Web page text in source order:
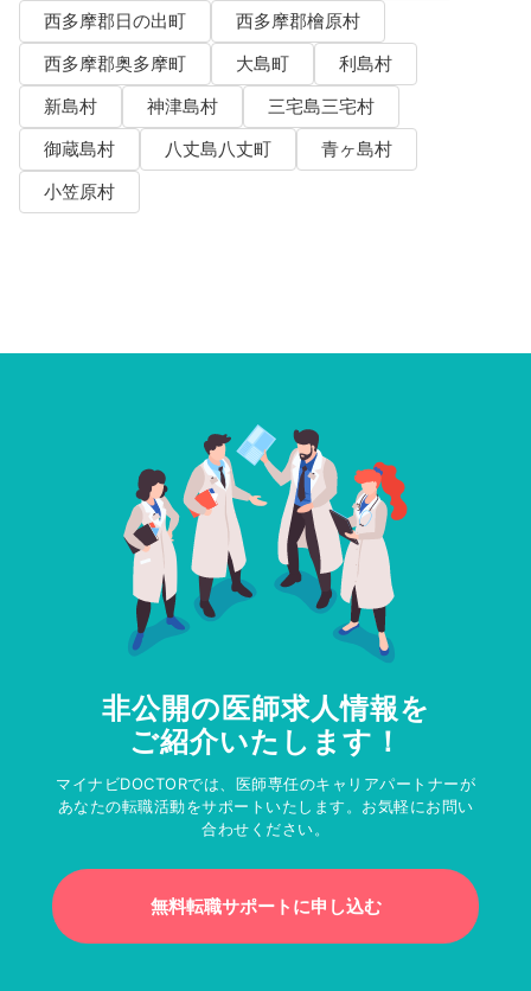
西多摩郡日の出町
西多摩郡檜原村
西多摩郡奥多摩町
大島町
利島村
新島村
神津島村
三宅島三宅村
御蔵島村
八丈島八丈町
青ヶ島村
小笠原村
非公開の医師求人情報を
ご紹介いたします！
マイナビDOCTORでは、医師専任のキャリアパートナーが
あなたの転職活動をサポートいたします。お気軽にお問い
合わせください。
無料転職サポートに申し込む